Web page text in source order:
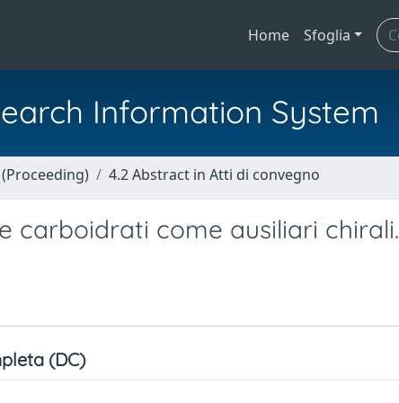
Home Sfoglia
Information System
4.2 Abstract in Atti di convegno
carboidrati come ausiliari chirali.
(DC)